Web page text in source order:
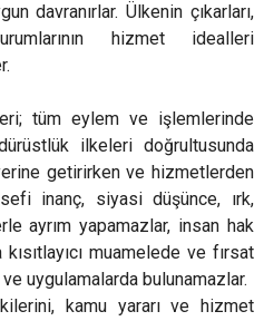
davranırlar. Ülkenin çıkarları,
hizmet idealleri
tüm eylem ve işlemlerinde
ilkeleri doğrultusunda
getirirken ve hizmetlerden
inanç, siyasi düşünce, ırk,
ayrım yapamazlar, insan hak
muamelede ve fırsat
uygulamalarda bulunamazlar.
kamu yararı ve hizmet